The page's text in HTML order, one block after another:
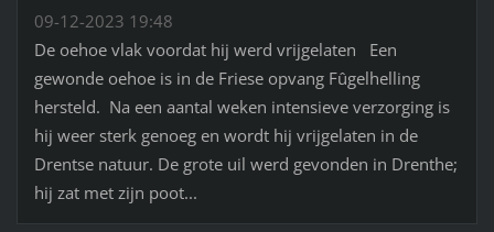
09-12-2023 19:48
De oehoe vlak voordat hij werd vrijgelaten Een
gewonde oehoe is in de Friese opvang Fûgelhelling
hersteld. Na een aantal weken intensieve verzorging is
hij weer sterk genoeg en wordt hij vrijgelaten in de
Drentse natuur. De grote uil werd gevonden in Drenthe;
hij zat met zijn poot...